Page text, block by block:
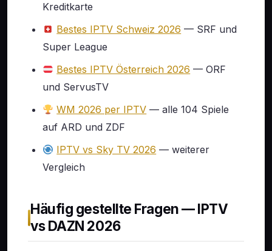
Kreditkarte
Bestes IPTV Schweiz 2026 — SRF und
Super League
Bestes IPTV Österreich 2026 — ORF
und ServusTV
WM 2026 per IPTV — alle 104 Spiele
auf ARD und ZDF
IPTV vs Sky TV 2026 — weiterer
Vergleich
Häufig gestellte Fragen — IPTV
vs DAZN 2026